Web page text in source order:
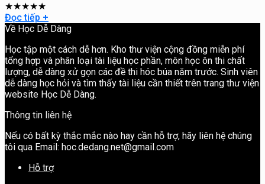
★★★★★
Đọc tiếp +
Về Học Dễ Dàng
Học tập một cách dễ hơn. Kho thư viện cộng đồng miễn phí
tổng hợp và phân loại tài liệu học phần, môn học ôn thi chất
lượng, dễ dàng xử gọn các đề thi hóc búa năm trước. Sinh viên
dễ dàng học hỏi và tìm thấy tài liệu cần thiết trên trang thư viện
website Học Dễ Dàng.
Thông tin liên hệ
Nếu có bất kỳ thắc mắc nào hay cần hỗ trợ, hãy liên hệ chúng
tôi qua Email: hoc.dedang.net@gmail.com
Hỗ trợ